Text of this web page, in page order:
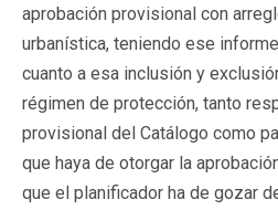
aprobación provisional con
urbanística, teniendo ese
cuanto a esa inclusión y
régimen de protección, tanto
provisional del Catálogo como
que haya de otorgar la
que el planificador ha de gozar